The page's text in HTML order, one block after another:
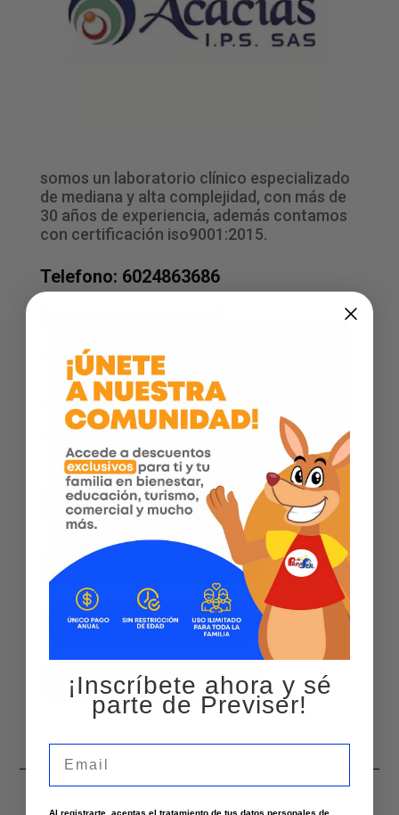
somos un laboratorio clínico especializado
de mediana y alta complejidad, con más de
30 años de experiencia, además contamos
con certificación iso9001:2015.
Telefono: 6024863686
Ciudad:Cali
Tu eliges cómo agendar tu
servicio
Agenda por WhatsApp
Facebook
Instagram
Página web
¡Inscríbete ahora y sé
parte de Previser!